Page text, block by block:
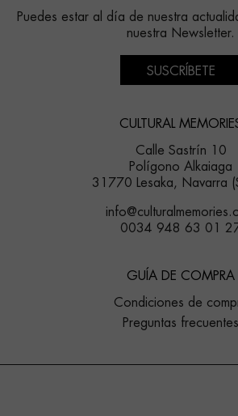
Puedes estar al día de nuestra
nuestra Newsletter.
SUSCRÍBETE
CULTURAL
Calle Sastrín 10
Polígono Alkaiaga
31770 Lesaka, Navarra
0034 948 63 01
GUÍA DE COMPRA
Condiciones de
Preguntas frecuentes